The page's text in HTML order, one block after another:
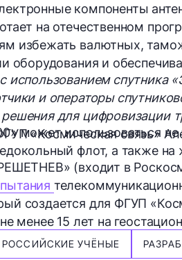
компоненты
на отечественном
избежать валютных,
оборудования и
использованием спутника
и операторы
для цифровизации
«Космическая связь»
может использоваться не
флот, а также
(входит в
создается для ФГУП
менее 15 лет на
РОССИЙСКИЕ УЧЁНЫЕ